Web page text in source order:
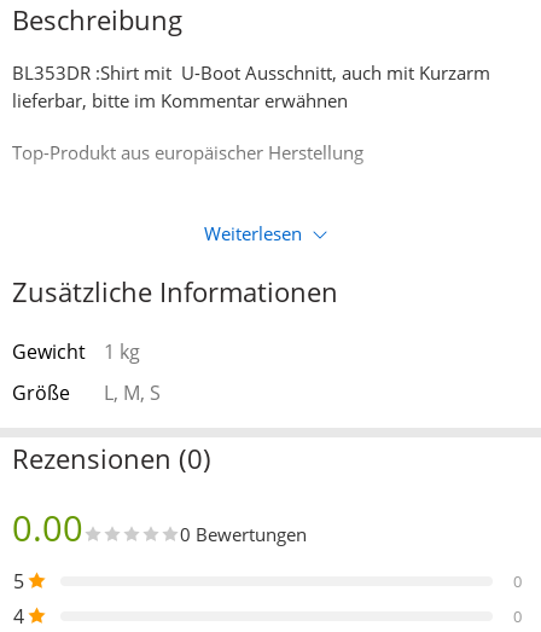
Beschreibung
BL353DR :Shirt mit U-Boot Ausschnitt, auch mit Kurzarm
lieferbar, bitte im Kommentar erwähnen
Top-Produkt aus europäischer Herstellung
Weiterlesen
Zusätzliche Informationen
Gewicht
1 kg
Größe
L, M, S
Rezensionen (0)
0.00 0 Bewertungen
5 0
4 0